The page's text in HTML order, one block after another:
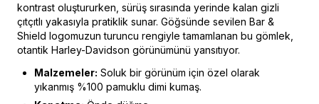
kontrast oluştururken, sürüş sırasında yerinde kalan gizli
çıtçıtlı yakasıyla pratiklik sunar. Göğsünde sevilen Bar &
Shield logomuzun turuncu rengiyle tamamlanan bu gömlek,
otantik Harley-Davidson görünümünü yansıtıyor.
Malzemeler: Soluk bir görünüm için özel olarak
yıkanmış %100 pamuklu dimi kumaş.